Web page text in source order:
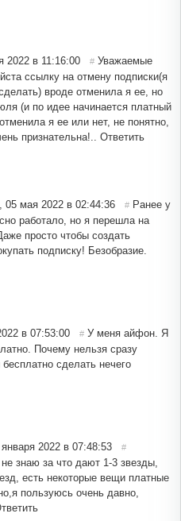
2022 в 11:16:00 # Уважаемые
ссылку на отмену подписки(я
вроде отменила я ее, но
(и по идее начинается платный
я ее или нет, не понятно,
признательна!..
Ответить
05 мая 2022 в 02:44:36 # Ранее у
работало, но я перешла на
просто чтобы создать
подписку! Безобразие.
в 07:53:00 # У меня айфон. Я
Почему нельзя сразу
сделать нечего
2022 в 07:48:53 #
знаю за что дают 1-3 звезды,
есть некоторые вещи платные
пользуюсь очень давно,